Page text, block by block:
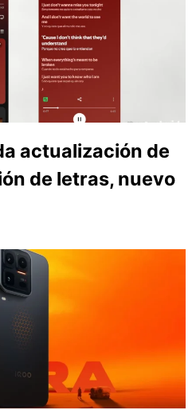
actualización de
de letras, nuevo